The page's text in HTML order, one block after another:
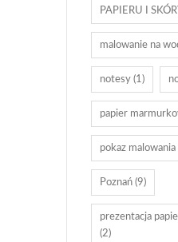
PAPIERU I
malowanie na
notesy(1)
papier
pokaz
Poznań(9)
prezentacja
(2)